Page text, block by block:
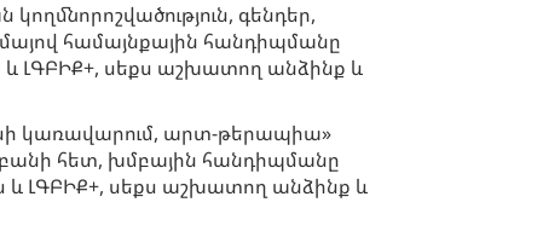
գենդեր,
համայնքային հանդիպմանը
և ԼԳԲԻՔ+, սեքս աշխատող անձինք և
կառավարում, արտ-թերապիա»
հետ, խմբային հանդիպմանը
և ԼԳԲԻՔ+, սեքս աշխատող անձինք և